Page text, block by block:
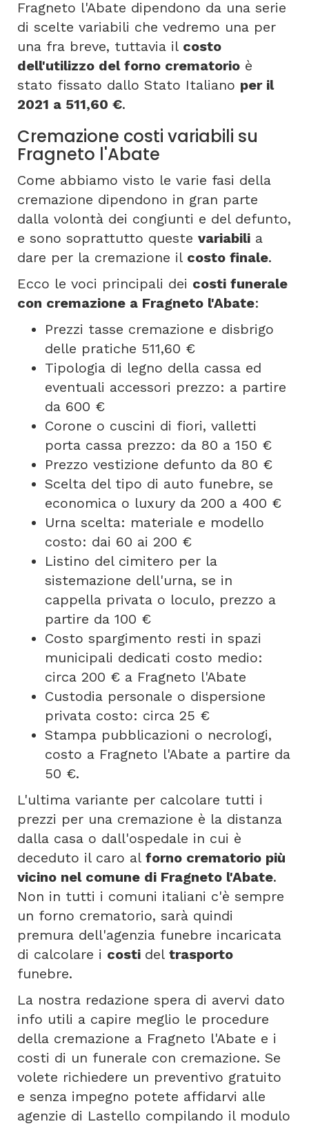
Fragneto l'Abate dipendono da una serie
di scelte variabili che vedremo una per
una fra breve, tuttavia il costo
dell'utilizzo del forno crematorio è
stato fissato dallo Stato Italiano per il
2021 a 511,60 €.
Cremazione costi variabili su
Fragneto l'Abate
Come abbiamo visto le varie fasi della
cremazione dipendono in gran parte
dalla volontà dei congiunti e del defunto,
e sono soprattutto queste variabili a
dare per la cremazione il costo finale.
Ecco le voci principali dei costi funerale
con cremazione a Fragneto l'Abate:
Prezzi tasse cremazione e disbrigo
delle pratiche 511,60 €
Tipologia di legno della cassa ed
eventuali accessori prezzo: a partire
da 600 €
Corone o cuscini di fiori, valletti
porta cassa prezzo: da 80 a 150 €
Prezzo vestizione defunto da 80 €
Scelta del tipo di auto funebre, se
economica o luxury da 200 a 400 €
Urna scelta: materiale e modello
costo: dai 60 ai 200 €
Listino del cimitero per la
sistemazione dell'urna, se in
cappella privata o loculo, prezzo a
partire da 100 €
Costo spargimento resti in spazi
municipali dedicati costo medio:
circa 200 € a Fragneto l'Abate
Custodia personale o dispersione
privata costo: circa 25 €
Stampa pubblicazioni o necrologi,
costo a Fragneto l'Abate a partire da
50 €.
L'ultima variante per calcolare tutti i
prezzi per una cremazione è la distanza
dalla casa o dall'ospedale in cui è
deceduto il caro al forno crematorio più
vicino nel comune di Fragneto l'Abate.
Non in tutti i comuni italiani c'è sempre
un forno crematorio, sarà quindi
premura dell'agenzia funebre incaricata
di calcolare i costi del trasporto
funebre.
La nostra redazione spera di avervi dato
info utili a capire meglio le procedure
della cremazione a Fragneto l'Abate e i
costi di un funerale con cremazione. Se
volete richiedere un preventivo gratuito
e senza impegno potete affidarvi alle
agenzie di Lastello compilando il modulo